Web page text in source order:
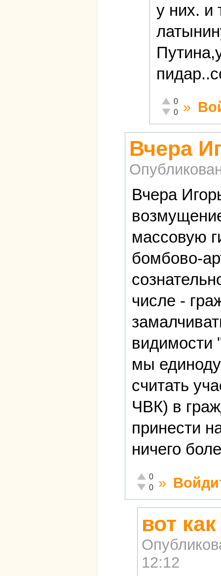
у них. и
Отлично!
0
Неадекватно!
0 »
Вчера
Вчера
массовую
бомбово-
числе -
видимости
мы
считать
ЧВК) в
принести
ничего
Отлично!
0
Неадекватно!
0 »
вот
12:12